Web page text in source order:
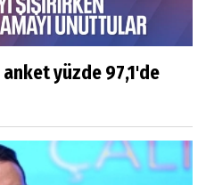
yüzde 97,1'de